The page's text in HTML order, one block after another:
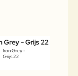
Iron Grey -
Grijs 22